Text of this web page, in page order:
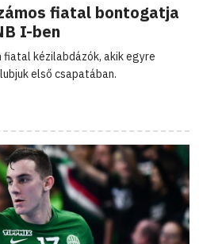
fiatal bontogatja
I-ben
fiatal kézilabdázók, akik egyre
első csapatában.